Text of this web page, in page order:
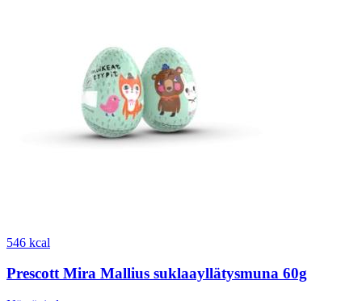
546 kcal
Prescott Mira Mallius suklaayllätysmuna 60g